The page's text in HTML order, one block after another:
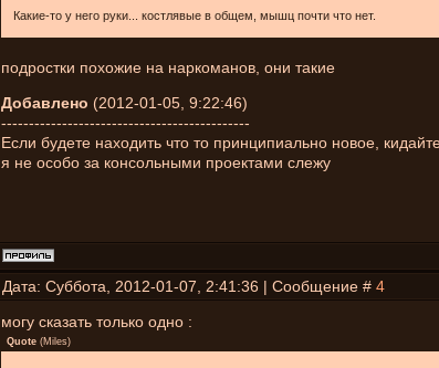
Какие-то у него руки... костлявые в общем, мышц почти что нет.
подростки похожие на наркоманов, они такие
Добавлено (2012-01-05, 9:22:46)
---------------------------------------------
Если будете находить что то принципиально новое,
я не особо за консольными проектами слежу
Дата: Суббота, 2012-01-07, 2:41:36 | Сообщение # 4
могу сказать только одно :
Quote (Miles)